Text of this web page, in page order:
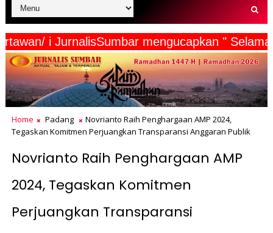
Wartawan/ i JurnalisSumbar mengucapkan "
Home Padang
Novrianto Raih Penghargaan AMP 2024,
Tegaskan Komitmen Perjuangkan Transparansi Anggaran Publik
Novrianto Raih Penghargaan AMP
2024, Tegaskan Komitmen
Perjuangkan Transparansi